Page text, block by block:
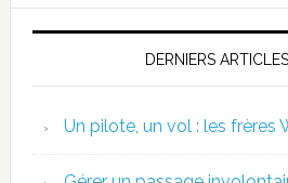
DERNIERS
Un pilote, un vol : les frères